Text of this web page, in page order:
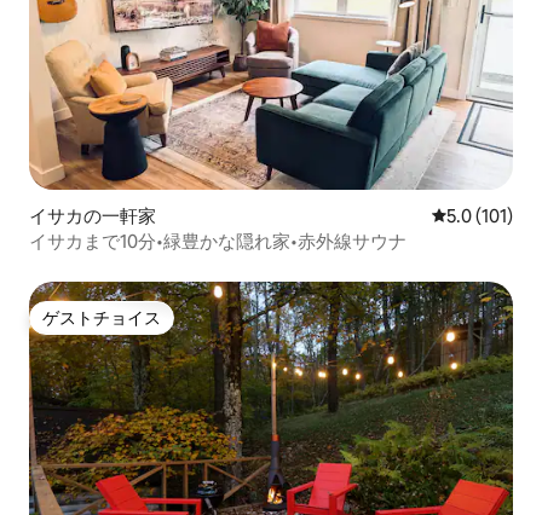
イサカの一軒家 レビュー101
5.0 (101)
イサカまで10分•緑豊かな隠れ家•赤外線サウナ
ゲストチョイス
ゲストチョイス